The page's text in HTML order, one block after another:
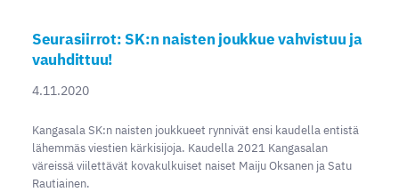
Seurasiirrot: SK:n naisten joukkue vahvistuu ja
vauhdittuu!
4.11.2020
Kangasala SK:n naisten joukkueet rynnivät ensi kaudella entistä
lähemmäs viestien kärkisijoja. Kaudella 2021 Kangasalan
väreissä viilettävät kovakulkuiset naiset Maiju Oksanen ja Satu
Rautiainen.